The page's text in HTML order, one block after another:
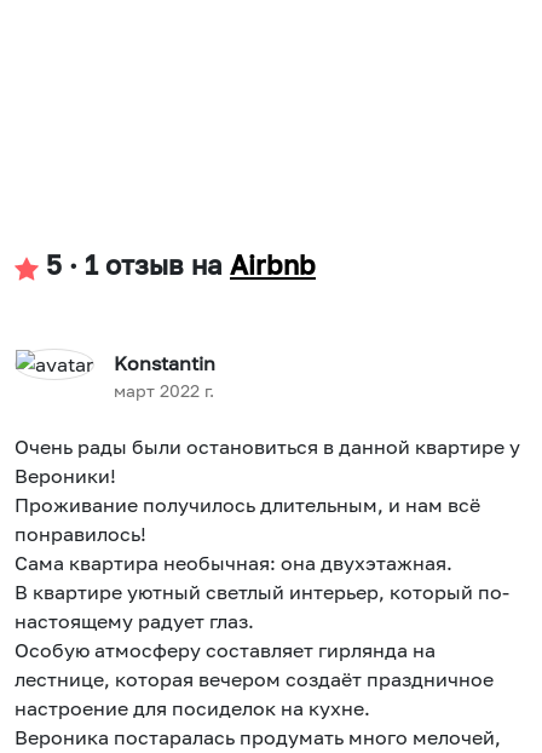
5 · 1 отзыв на Airbnb
Konstantin
март 2022 г.
Очень рады были остановиться в данной квартире у
Вероники!
Проживание получилось длительным, и нам всё
понравилось!
Сама квартира необычная: она двухэтажная.
В квартире уютный светлый интерьер, который по-
настоящему радует глаз.
Особую атмосферу составляет гирлянда на
лестнице, которая вечером создаёт праздничное
настроение для посиделок на кухне.
Вероника постаралась продумать много мелочей,